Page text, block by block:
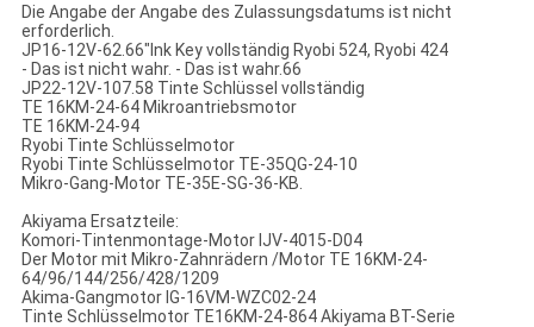
Die Angabe der Angabe des Zulassungsdatums ist nicht
erforderlich.
JP16-12V-62.66"Ink Key vollständig Ryobi 524, Ryobi 424
- Das ist nicht wahr. - Das ist wahr.66
JP22-12V-107.58 Tinte Schlüssel vollständig
TE 16KM-24-64 Mikroantriebsmotor
TE 16KM-24-94
Ryobi Tinte Schlüsselmotor
Ryobi Tinte Schlüsselmotor TE-35QG-24-10
Mikro-Gang-Motor TE-35E-SG-36-KB.
Akiyama Ersatzteile:
Komori-Tintenmontage-Motor IJV-4015-D04
Der Motor mit Mikro-Zahnrädern /Motor TE 16KM-24-
64/96/144/256/428/1209
Akima-Gangmotor IG-16VM-WZC02-24
Tinte Schlüsselmotor TE16KM-24-864 Akiyama BT-Serie